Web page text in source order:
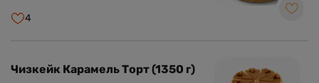
4
Чизкейк Карамель Торт (1350 г)